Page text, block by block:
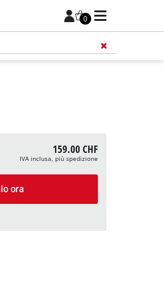
0
159.00 CHF
IVA inclusa, più spedizione
ora